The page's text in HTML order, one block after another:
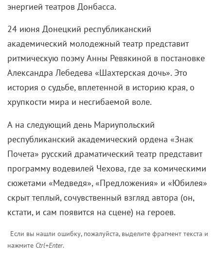
энергией театров Донбасса.
24 июня Донецкий республиканский
академический молодежный театр представит
ритмическую поэму Анны Ревякиной в постановке
Александра Лебедева «Шахтерская дочь». Это
история о судьбе, вплетенной в историю края, о
хрупкости мира и несгибаемой воле.
А на следующий день Мариупольский
республиканский академический ордена «Знак
Почета» русский драматический театр представит
программу водевилей Чехова, где за комическими
сюжетами «Медведя», «Предложения» и «Юбилея»
скрыт теплый, сочувственный взгляд автора (он,
кстати, и сам появится на сцене) на героев.
Если вы нашли ошибку, пожалуйста, выделите фрагмент текста и
нажмите Ctrl+Enter.